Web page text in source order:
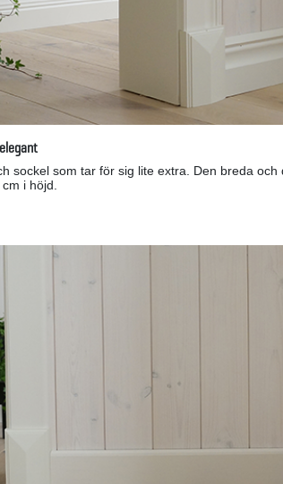
sockel som tar för sig lite extra. Den breda
i höjd.